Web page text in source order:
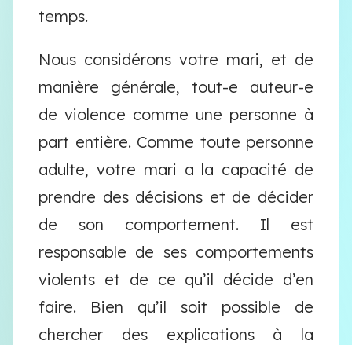
temps.
Nous considérons votre mari, et de
manière générale, tout-e auteur-e
de violence comme une personne à
part entière. Comme toute personne
adulte, votre mari a la capacité de
prendre des décisions et de décider
de son comportement. Il est
responsable de ses comportements
violents et de ce qu’il décide d’en
faire. Bien qu’il soit possible de
chercher des explications à la